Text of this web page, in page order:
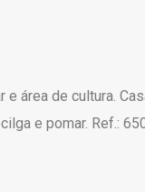
área de cultura.
e pomar. Ref.: